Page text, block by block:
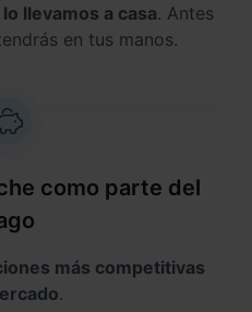
llevamos a casa. Antes
en tus manos.
como parte del
más competitivas
.